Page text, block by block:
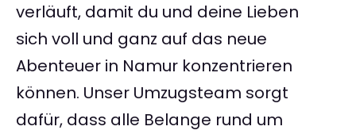
verläuft, damit du und deine Lieben
sich voll und ganz auf das neue
Abenteuer in Namur konzentrieren
können. Unser Umzugsteam sorgt
dafür, dass alle Belange rund um